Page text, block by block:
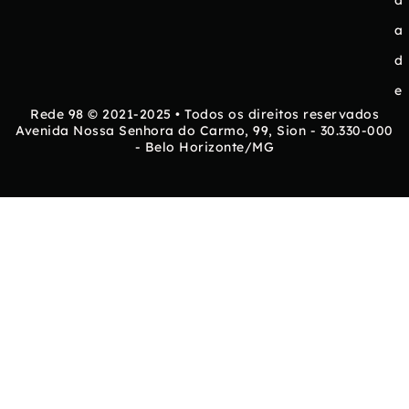
a
d
e
Rede 98 © 2021-2025 • Todos os direitos reservados
Avenida Nossa Senhora do Carmo, 99, Sion - 30.330-000
- Belo Horizonte/MG